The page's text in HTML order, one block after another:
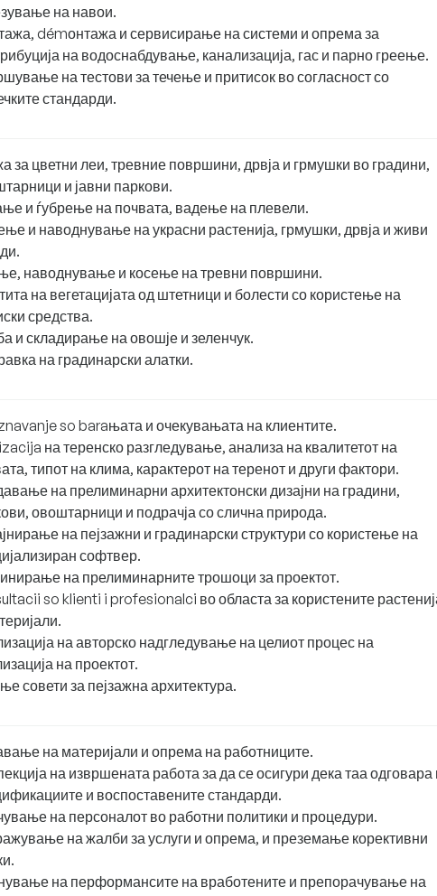
на навои.
démонтажа и сервисирање на системи и опрема за
на водоснабдување, канализација, гас и парно греење.
на тестови за течење и притисок во согласност со
стандарди.
за цветни леи, тревние површини, дрвја и грмушки во градини,
и јавни паркови.
и ѓубрење на почвата, вадење на плевели.
и наводнување на украсни растенија, грмушки, дрвја и живи
наводнување и косење на тревни површини.
на вегетацијата од штетници и болести со користење на
средства.
и складирање на овошје и зеленчук.
на градинарски алатки.
so baraњата и очекувањата на клиентите.
на теренско разгледување, анализа на квалитетот на
типот на клима, карактерот на теренот и други фактори.
на прелиминарни архитектонски дизајни на градини,
овоштарници и подрачја со слична природа.
на пејзажни и градинарски структури со користење на
софтвер.
на прелиминарните трошоци за проектот.
so klienti i profesionalci во областа за користените
на авторско надгледување на целиот процес на
на проектот.
совети за пејзажна архитектура.
на материјали и опрема на работниците.
на извршената работа за да се осигури дека таа одговара
и воспоставените стандарди.
на персоналот во работни политики и процедури.
на жалби за услуги и опрема, и преземање корективни
на перформансите на вработените и препорачување на